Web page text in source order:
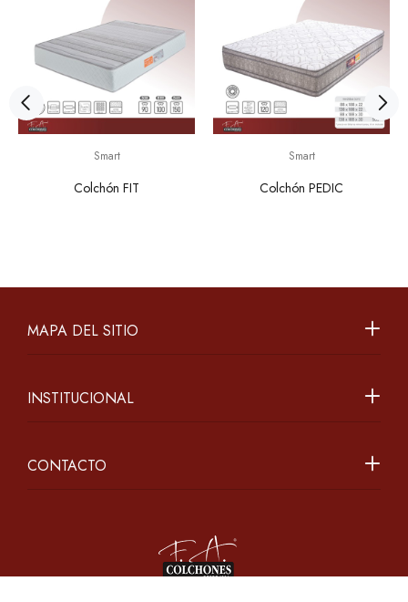
Smart
Colchón FIT
Smart
Colchón PEDIC
MAPA DEL SITIO
INSTITUCIONAL
CONTACTO